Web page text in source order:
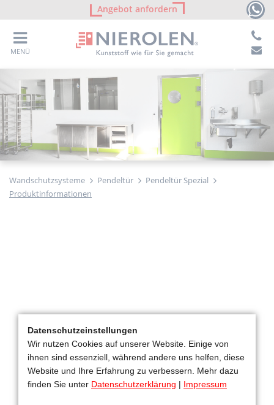
Angebot anfordern
MENÜ
Wandschutzsysteme Pendeltür
Pendeltür Spezial
Produktinformationen
Datenschutzeinstellungen
Wir nutzen Cookies auf unserer Website. Einige von
ihnen sind essenziell, während andere uns helfen, diese
Website und Ihre Erfahrung zu verbessern. Mehr dazu
finden Sie unter Datenschutzerklärung | Impressum